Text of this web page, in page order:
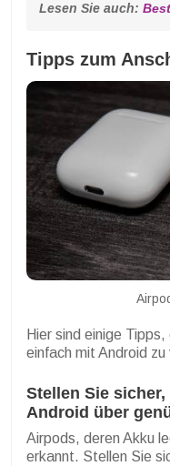
Lesen Sie auch:
Tipps zum
Hier sind einige
einfach mit Android zu
Stellen Sie
Android über
Airpods, deren Akku
erkannt. Stellen Sie